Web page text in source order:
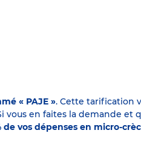
« PAJE ». Cette tarification
en faites la demande et
de vos dépenses en micro-